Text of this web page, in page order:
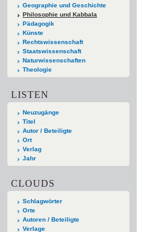
Geographie und Geschichte
Philosophie und Kabbala
Pädagogik
Künste
Rechtswissenschaft
Staatswissenschaft
Naturwissenschaften
Theologie
LISTEN
Neuzugänge
Titel
Autor / Beteiligte
Ort
Verlag
Jahr
CLOUDS
Schlagwörter
Orte
Autoren / Beteiligte
Verlage